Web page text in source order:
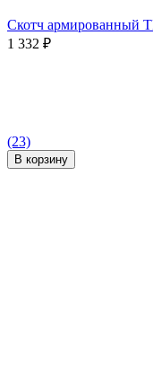
Скотч армированный
1 332 ₽
(23)
В корзину